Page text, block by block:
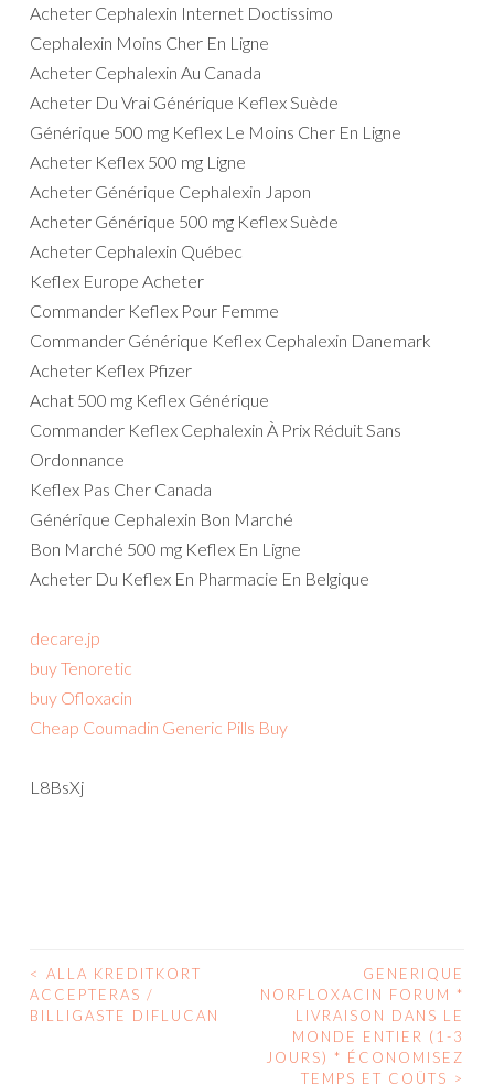
Acheter Cephalexin Internet Doctissimo
Cephalexin Moins Cher En Ligne
Acheter Cephalexin Au Canada
Acheter Du Vrai Générique Keflex Suède
Générique 500 mg Keflex Le Moins Cher En Ligne
Acheter Keflex 500 mg Ligne
Acheter Générique Cephalexin Japon
Acheter Générique 500 mg Keflex Suède
Acheter Cephalexin Québec
Keflex Europe Acheter
Commander Keflex Pour Femme
Commander Générique Keflex Cephalexin Danemark
Acheter Keflex Pfizer
Achat 500 mg Keflex Générique
Commander Keflex Cephalexin À Prix Réduit Sans
Ordonnance
Keflex Pas Cher Canada
Générique Cephalexin Bon Marché
Bon Marché 500 mg Keflex En Ligne
Acheter Du Keflex En Pharmacie En Belgique
decare.jp
buy Tenoretic
buy Ofloxacin
Cheap Coumadin Generic Pills Buy
L8BsXj
POST
NAVIGATION
< ALLA KREDITKORT
ACCEPTERAS /
BILLIGASTE DIFLUCAN
GENERIQUE
NORFLOXACIN FORUM *
LIVRAISON DANS LE
MONDE ENTIER (1-3
JOURS) * ÉCONOMISEZ
TEMPS ET COÛTS >